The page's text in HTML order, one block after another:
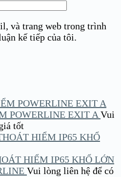
và trang web trong trình
kế tiếp của tôi.
POWERLINE EXIT A Vui
tốt
HIỂM IP65 KHỔ LỚN
Vui lòng liên hệ để có